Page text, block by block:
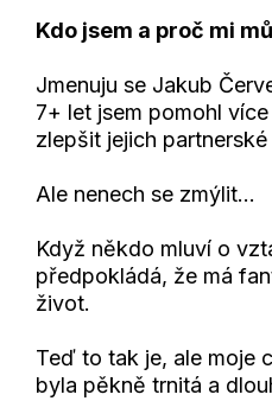
Kdo jsem a proč mi
Jmenuju se Jakub
7+ let jsem pomohl
zlepšit jejich
Ale nenech se zmýlit...
Když někdo mluví o
předpokládá, že má
život.
Teď to tak je, ale moje
byla pěkně trnitá a